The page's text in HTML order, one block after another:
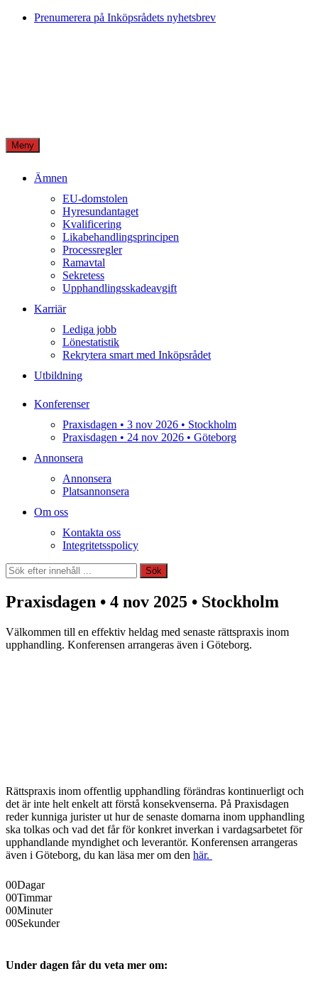
Skip
Prenumerera på Inköpsrådets nyhetsbrev
Meny
Ämnen
EU-domstolen
Hyresundantaget
Kvalificering
Likabehandlingsprincipen
Processregler
Ramavtal
Sekretess
Upphandlingsskadeavgift
Karriär
Lediga jobb
Lönestatistik
Rekrytera smart med Inköpsrådet
Utbildning
Konferenser
Praxisdagen • 3 nov 2026 • Stockholm
Praxisdagen • 24 nov 2026 • Göteborg
Annonsera
Annonsera
Platsannonsera
Om oss
Kontakta oss
Integritetsspolicy
Sök
Sök
Praxisdagen • 4 nov 2025 • Stockholm
Välkommen till en effektiv heldag med senaste rättspraxis inom
upphandling. Konferensen arrangeras även i Göteborg.
Rättspraxis inom offentlig upphandling förändras kontinuerligt och
det är inte helt enkelt att förstå konsekvenserna. På Praxisdagen
reder kunniga jurister ut hur de senaste domarna inom upphandling
ska tolkas och vad det får för konkret inverkan i vardagsarbetet för
upphandlande myndighet och leverantör. Konferensen arrangeras
även i Göteborg, du kan läsa mer om den här.
00Dagar
00Timmar
00Minuter
00Sekunder
Under dagen får du veta mer om: